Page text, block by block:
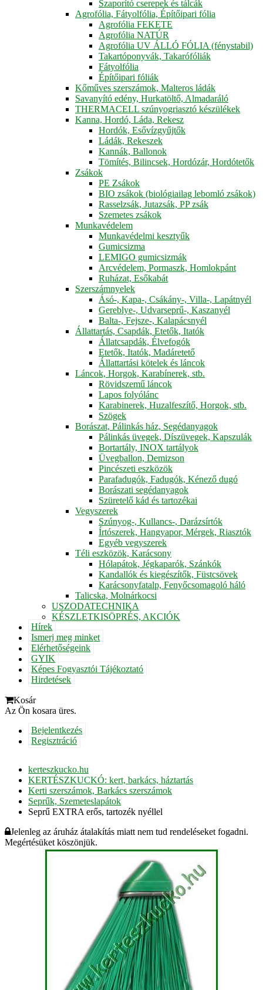
Szaporító cserepek és tálcák
Agrofólia, Fátyolfólia, Építőipari fólia
Agrofólia FEKETE
Agrofólia NATÚR
Agrofólia UV ÁLLÓ FÓLIA (fénystabil)
Takartóponyvák, Takarófóliák
Fátyolfólia
Építőipari fóliák
Kőműves szerszámok, Malteros ládák
Savanyító edény, Hurkatöltő, Almadaráló
THERMACELL szúnyogriasztó készülékek
Kanna, Hordó, Láda, Rekesz
Hordók, Esővízgyűjtők
Ládák, Rekeszek
Kannák, Ballonok
Tömítés, Bilincsek, Hordózár, Hordótetők
Zsákok
PE Zsákok
BIO zsákok (biológiailag lebomló zsákok)
Rasselzsák, Jutazsák, PP zsák
Szemetes zsákok
Munkavédelem
Munkavédelmi kesztyűk
Gumicsizma
LEMIGO gumicsizmák
Arcvédelem, Pormaszk, Homlokpánt
Ruházat, Esőkabát
Szerszámnyelek
Ásó-, Kapa-, Csákány-, Villa-, Lapátnyél
Gereblye-, Udvarseprű-, Kaszanyél
Balta-, Fejsze-, Kalapácsnyél
Állattartás, Csapdák, Etetők, Itatók
Állatcsapdák, Élvefogók
Etetők, Itatók, Madáretető
Állattartási kötelek és láncok
Láncok, Horgok, Karabínerek, stb.
Rövidszemű láncok
Lapos folyólánc
Karabinerek, Huzalfeszítő, Horgok, stb.
Szögek
Borászat, Pálinkás ház, Segédanyagok
Pálinkás üvegek, Díszüvegek, Kapszulák
Bortartály, INOX tartályok
Üvegballon, Demizson
Pincészeti eszközök
Parafadugók, Fadugók, Kénező dugó
Borászati segédanyagok
Szüretelő kád és tartozékai
Vegyszerek
Szúnyog-, Kullancs-, Darázsírtók
Írtószerek, Hangyapor, Mérgek, Riasztók
Egyéb vegyszerek
Téli eszközök, Karácsony
Hólapátok, Jégkaparók, Szánkók
Kandallók és kiegészítők, Füstcsövek
Karácsonyfatalp, Fenyőcsomagoló háló
Talicska, Molnárkocsi
USZODATECHNIKA
KÉSZLETKISÖPRÉS, AKCIÓK
Hírek
Ismerj meg minket
Elérhetőségeink
GYIK
Képes Fogyasztói Tájékoztató
Hirdetések
Kosár
Az Ön kosara üres.
Bejelentkezés
Regisztráció
kerteszkucko.hu
KERTÉSZKUCKÓ: kert, barkács, háztartás
Kerti szerszámok, Barkács szerszámok
Seprűk, Szemeteslapátok
Seprű EXTRA erős, tartozék nyéllel
Jelenleg az áruház átalakítás miatt nem tud rendeléseket fogadni.
Megértésüket köszönjük.